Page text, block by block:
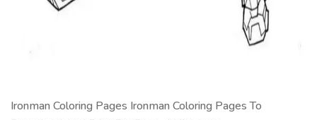
Ironman Coloring Pages Ironman Coloring Pages To